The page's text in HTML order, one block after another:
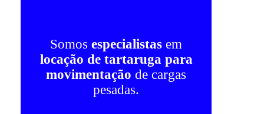
Somosespecialistas em
locação de tartaruga para
movimentação de cargas
pesadas.